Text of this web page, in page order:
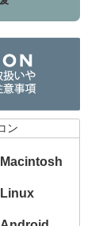
ン
Macintosh
Linux